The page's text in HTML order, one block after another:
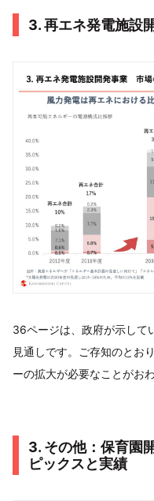
3. 再エネ発電施設
36ページは、政府が示して
見通しです。ご存知のとお
ーの拡大が必要なことがお
3. その他：保育園
ピックスと実績